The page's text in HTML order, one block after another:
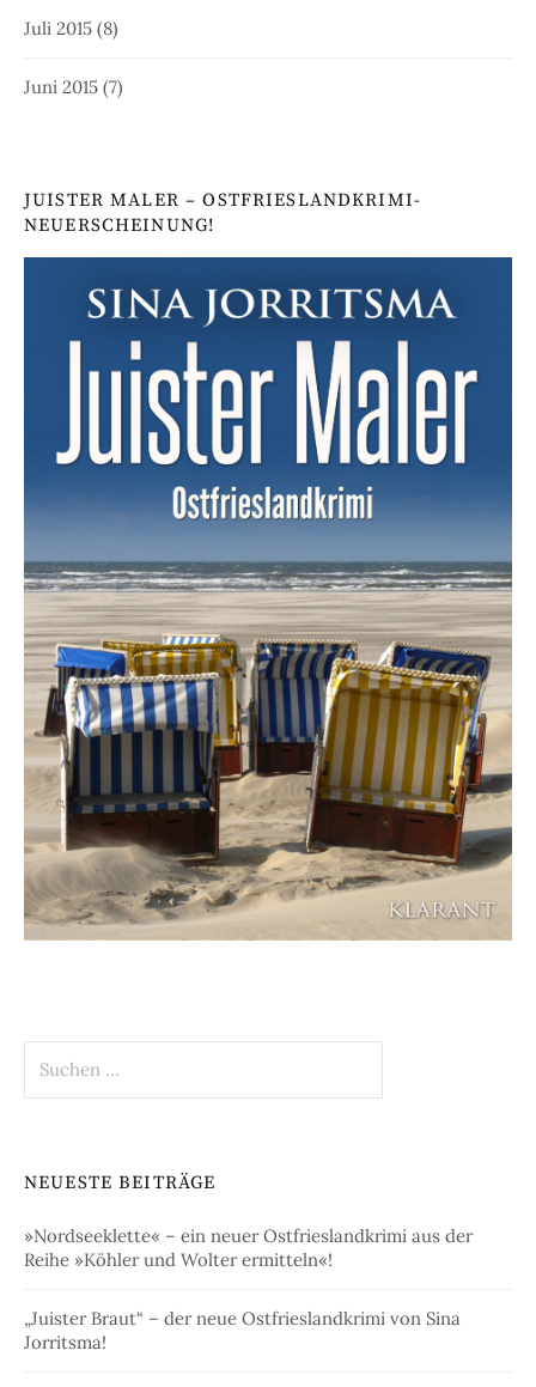
Juli 2015 (8)
Juni 2015 (7)
JUISTER MALER – OSTFRIESLANDKRIMI-
NEUERSCHEINUNG!
nach:
NEUESTE BEITRÄGE
»Nordseeklette« – ein neuer Ostfrieslandkrimi aus der
Reihe »Köhler und Wolter ermitteln«!
„Juister Braut“ – der neue Ostfrieslandkrimi von Sina
Jorritsma!